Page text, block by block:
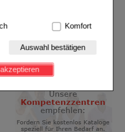
Hierbei handelt es sich um
Navigation, Warenkorb,
diese nicht verzichtet
zu gestalten,
des
Seite an bevorzugte
ermöglichen es uns
Komfort
Auswahl bestätigen